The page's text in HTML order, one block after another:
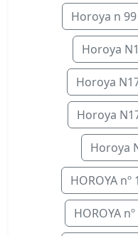
Horoya n
Horoya
Horoya
Horoya
Horoya
HOROYA
HOROYA